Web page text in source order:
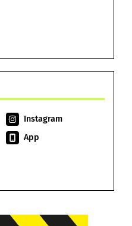
Instagram
App